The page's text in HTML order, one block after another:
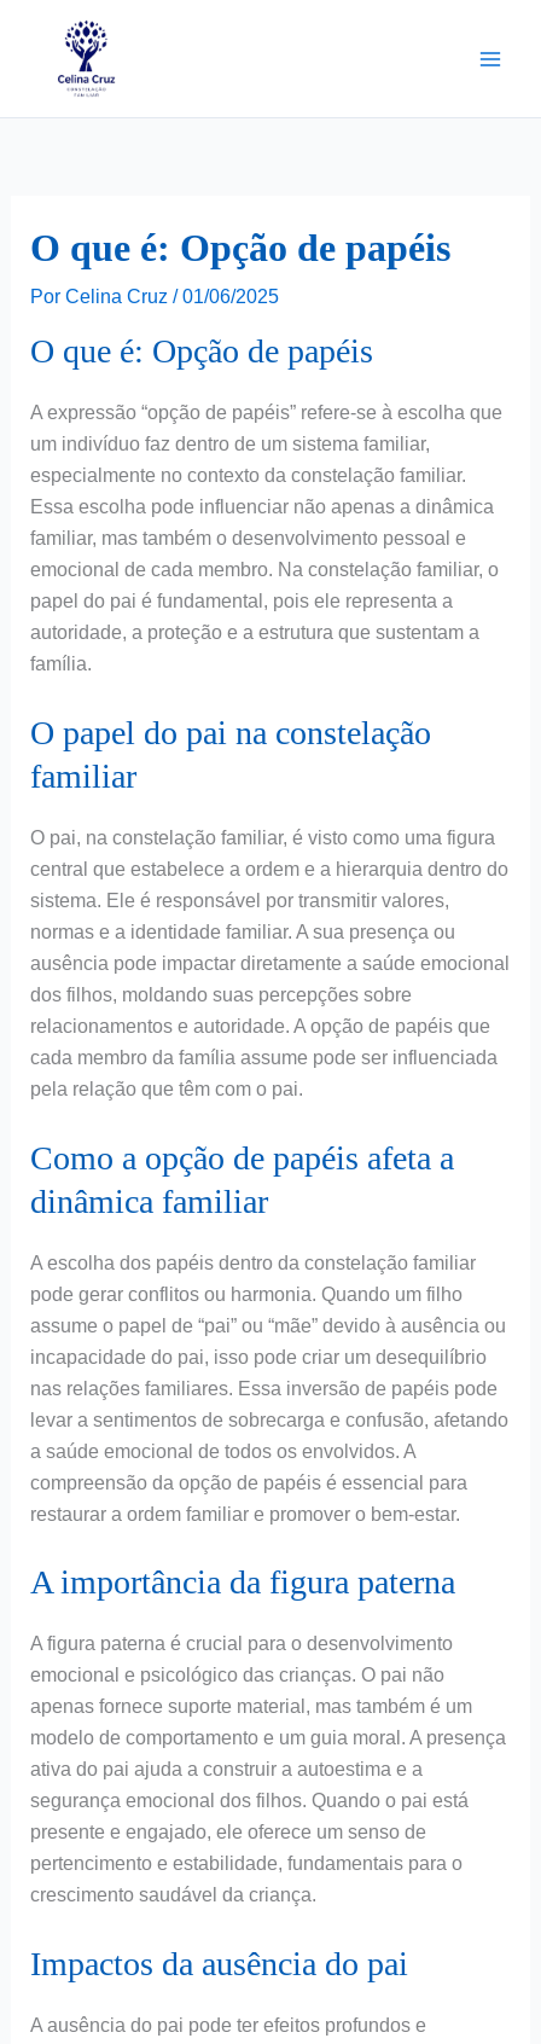
O que é: Opção de papéis
Por Celina Cruz / 01/06/2025
O que é: Opção de papéis
A expressão “opção de papéis” refere-se à escolha que
um indivíduo faz dentro de um sistema familiar,
especialmente no contexto da constelação familiar.
Essa escolha pode influenciar não apenas a dinâmica
familiar, mas também o desenvolvimento pessoal e
emocional de cada membro. Na constelação familiar, o
papel do pai é fundamental, pois ele representa a
autoridade, a proteção e a estrutura que sustentam a
família.
O papel do pai na constelação
familiar
O pai, na constelação familiar, é visto como uma figura
central que estabelece a ordem e a hierarquia dentro do
sistema. Ele é responsável por transmitir valores,
normas e a identidade familiar. A sua presença ou
ausência pode impactar diretamente a saúde emocional
dos filhos, moldando suas percepções sobre
relacionamentos e autoridade. A opção de papéis que
cada membro da família assume pode ser influenciada
pela relação que têm com o pai.
Como a opção de papéis afeta a
dinâmica familiar
A escolha dos papéis dentro da constelação familiar
pode gerar conflitos ou harmonia. Quando um filho
assume o papel de “pai” ou “mãe” devido à ausência ou
incapacidade do pai, isso pode criar um desequilíbrio
nas relações familiares. Essa inversão de papéis pode
levar a sentimentos de sobrecarga e confusão, afetando
a saúde emocional de todos os envolvidos. A
compreensão da opção de papéis é essencial para
restaurar a ordem familiar e promover o bem-estar.
A importância da figura paterna
A figura paterna é crucial para o desenvolvimento
emocional e psicológico das crianças. O pai não
apenas fornece suporte material, mas também é um
modelo de comportamento e um guia moral. A presença
ativa do pai ajuda a construir a autoestima e a
segurança emocional dos filhos. Quando o pai está
presente e engajado, ele oferece um senso de
pertencimento e estabilidade, fundamentais para o
crescimento saudável da criança.
Impactos da ausência do pai
A ausência do pai pode ter efeitos profundos e